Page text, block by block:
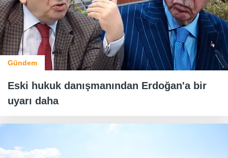
Gündem
Eski hukuk danışmanından Erdoğan'a bir
uyarı daha